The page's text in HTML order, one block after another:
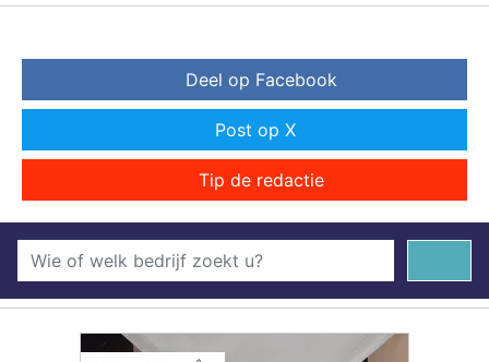
Deel op Facebook
Post op X
Tip de redactie